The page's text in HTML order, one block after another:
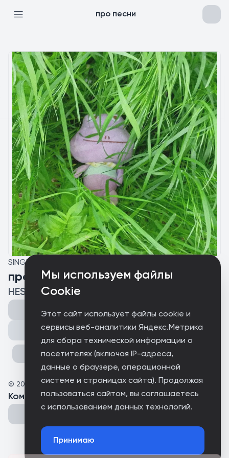
Мы используем файлы
Cookie
Этот сайт использует файлы cookie и
сервисы веб-аналитики Яндекс.Метрика
для сбора технической информации о
посетителях (включая IP-адреса,
данные о браузере, операционной
системе и страницах сайта). Продолжая
пользоваться сайтом, вы соглашаетесь
с использованием данных технологий.
Принимаю
про песни
SINGLE
про песни
HESPEY
Поделиться
© 2026 HESPEY
Комментарии(0 )
Could not connect to the server.